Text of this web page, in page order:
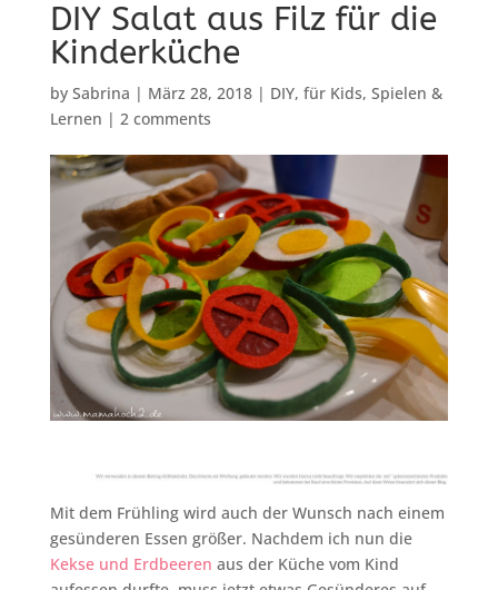
DIY Salat aus Filz für die
Kinderküche
by Sabrina | März 28, 2018| DIY, für Kids, Spielen &
Lernen | 2 comments
Mit dem Frühling wird auch der Wunsch nach einem
gesünderen Essen größer. Nachdem ich nun die
Kekse und Erdbeeren aus der Küche vom Kind